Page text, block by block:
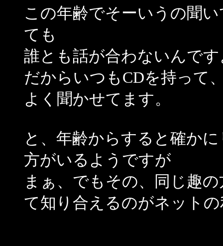
この年齢でそーいうの聞
ても
誰とも話が合わないんで
だからいつもCDを持って
よく聞かせてます。
と、年齢からすると確か
方がいるようですが
まぁ、でもその、同じ趣
て知り合えるのがネット